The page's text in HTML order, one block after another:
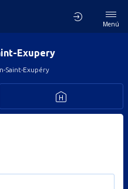
Menú
Exupery
Saint-Exupéry